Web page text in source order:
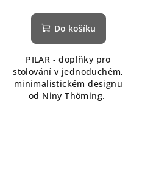
Do košíku
PILAR - doplňky pro
stolování v jednoduchém,
minimalistickém designu
od Niny Thöming.